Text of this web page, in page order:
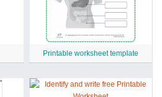
Printable worksheet template